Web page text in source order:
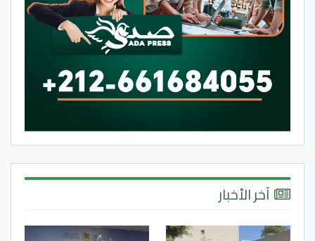
آخر الأخبار